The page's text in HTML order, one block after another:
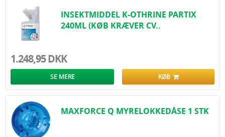
INSEKTMIDDEL K-OTHRINE PARTIX
240ML (KØB KRÆVER CV..
1.248,95 DKK
SE MERE KØB
MAXFORCE Q MYRELOKKEDÅSE 1 STK